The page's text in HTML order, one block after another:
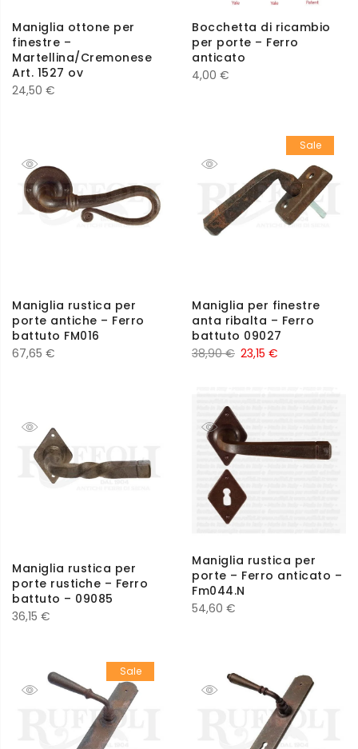
Maniglia ottone per
finestre –
Martellina/Cremonese
Art. 1527 ov
24,50 €
Bocchetta di ricambio
per porte – Ferro
anticato
4,00 €
Maniglia rustica per
porte antiche – Ferro
battuto FM016
67,65 €
Sale
Maniglia per finestre
anta ribalta – Ferro
battuto 09027
38,90€ 23,15 €
Maniglia rustica per
porte rustiche – Ferro
battuto – 09085
36,15 €
Maniglia rustica per
porte – Ferro anticato –
Fm044.N
54,60 €
Sale